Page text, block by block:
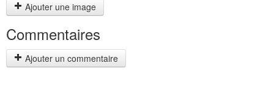
Ajouter une image
Commentaires
Ajouter un commentaire